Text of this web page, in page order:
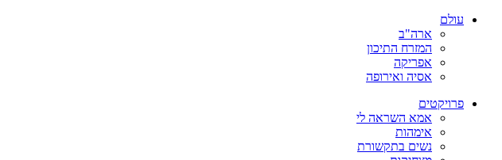
עולם
ארה"ב
המזרח התיכון
אפריקה
אסיה ואירופה
פרויקטים
אמא השראה לי
אימהות
נשים בתקשורת